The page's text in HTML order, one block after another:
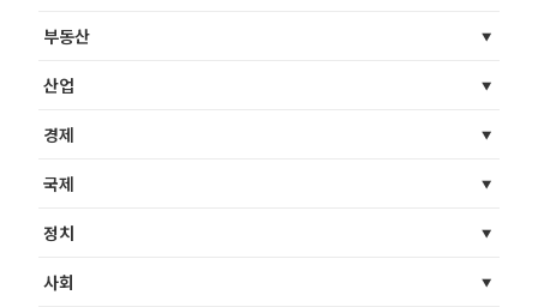
부동산
산업
경제
국제
정치
사회